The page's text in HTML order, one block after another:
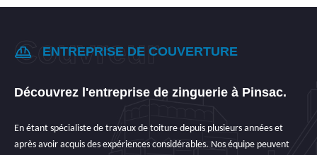
ENTREPRISE DE COUVERTURE
Découvrez l'entreprise de zinguerie à Pinsac.
En étant spécialiste de travaux de toiture depuis plusieurs années et
après avoir acquis des expériences considérables. Nos équipe peuvent